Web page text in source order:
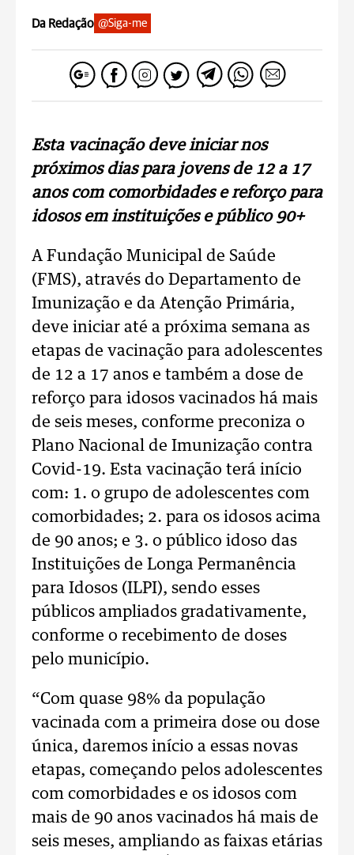
Da Redação @Siga-me
Esta vacinação deve iniciar nos
próximos dias para jovens de 12 a 17
anos com comorbidades e reforço para
idosos em instituições e público 90+
A Fundação Municipal de Saúde
(FMS), através do Departamento de
Imunização e da Atenção Primária,
deve iniciar até a próxima semana as
etapas de vacinação para adolescentes
de 12 a 17 anos e também a dose de
reforço para idosos vacinados há mais
de seis meses, conforme preconiza o
Plano Nacional de Imunização contra
Covid-19. Esta vacinação terá início
com: 1. o grupo de adolescentes com
comorbidades; 2. para os idosos acima
de 90 anos; e 3. o público idoso das
Instituições de Longa Permanência
para Idosos (ILPI), sendo esses
públicos ampliados gradativamente,
conforme o recebimento de doses
pelo município.
“Com quase 98% da população
vacinada com a primeira dose ou dose
única, daremos início a essas novas
etapas, começando pelos adolescentes
com comorbidades e os idosos com
mais de 90 anos vacinados há mais de
seis meses, ampliando as faixas etárias